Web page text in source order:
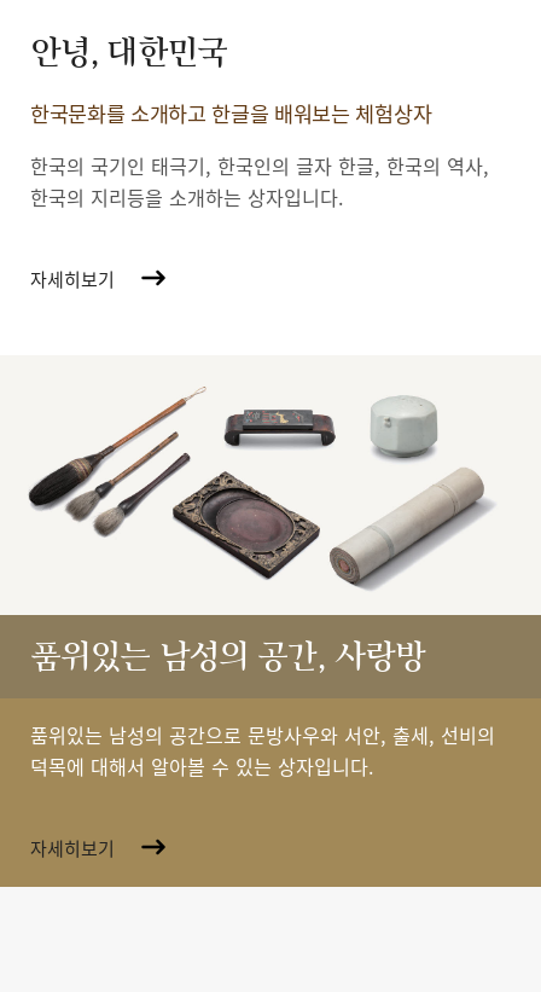
안녕, 대한민국
한국문화를 소개하고 한글을 배워보는 체험상자
한국의 국기인 태극기, 한국인의 글자 한글, 한국의 역사,
한국의 지리등을 소개하는 상자입니다.
자세히보기
품위있는 남성의 공간, 사랑방
품위있는 남성의 공간으로 문방사우와 서안, 출세, 선비의
덕목에 대해서 알아볼 수 있는 상자입니다.
자세히보기